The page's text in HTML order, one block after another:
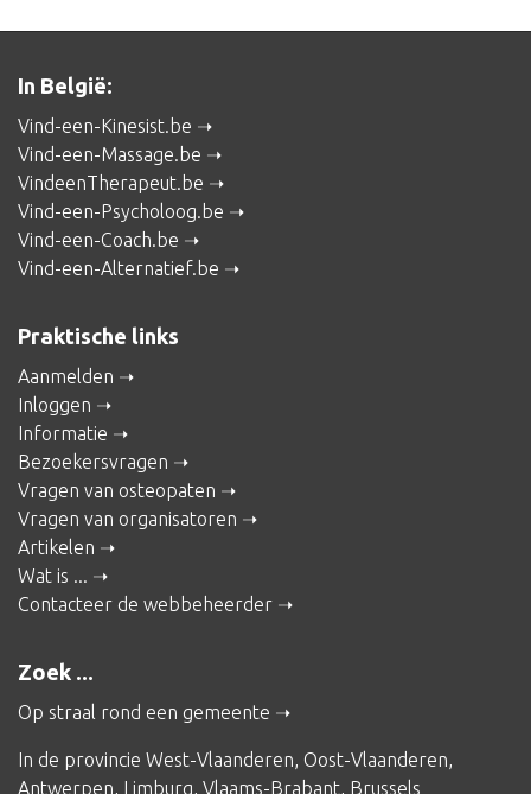
In België:
Vind-een-Kinesist.be
Vind-een-Massage.be
VindeenTherapeut.be
Vind-een-Psycholoog.be
Vind-een-Coach.be
Vind-een-Alternatief.be
Praktische links
Aanmelden
Inloggen
Informatie
Bezoekersvragen
Vragen van osteopaten
Vragen van organisatoren
Artikelen
Wat is ...
Contacteer de webbeheerder
Zoek ...
Op straal rond een gemeente
In de provincie West-Vlaanderen Oost-Vlaanderen
Antwerpen Limburg Vlaams-Brabant Brussels